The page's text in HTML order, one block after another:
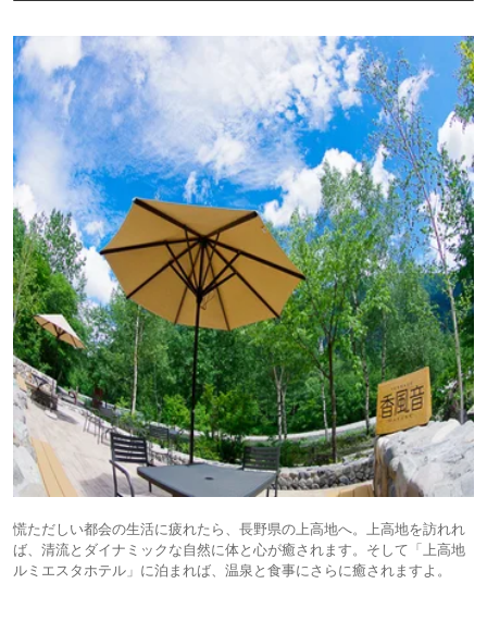
慌ただしい都会の生活に疲れたら、長野県の上高地へ。上高地を訪れれ
ば、清流とダイナミックな自然に体と心が癒されます。そして「上高地
ルミエスタホテル」に泊まれば、温泉と食事にさらに癒されますよ。